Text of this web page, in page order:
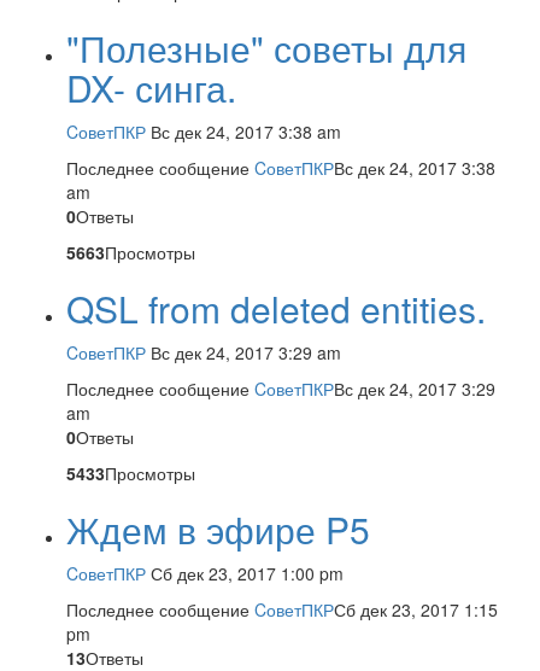
"Полезные" советы для
DX- синга.
CоветПКР Вс дек 24, 2017 3:38 am
Последнее сообщение CоветПКРВс дек 24, 2017 3:38
am
0Ответы
5663Просмотры
QSL from deleted entities.
CоветПКР Вс дек 24, 2017 3:29 am
Последнее сообщение CоветПКРВс дек 24, 2017 3:29
am
0Ответы
5433Просмотры
Ждем в эфире P5
CоветПКР Сб дек 23, 2017 1:00 pm
Последнее сообщение CоветПКРСб дек 23, 2017 1:15
pm
13Ответы